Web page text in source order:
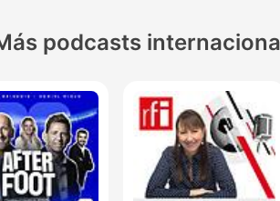
podcasts